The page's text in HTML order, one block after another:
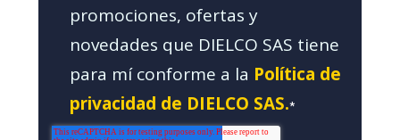
promociones, ofertas y
novedades que DIELCO SAS tiene
para mí conforme a la Política de
privacidad de DIELCO SAS.*